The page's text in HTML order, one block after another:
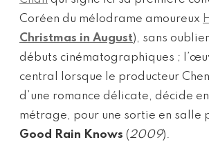
Coréen du mélodrame amoureux
Christmas in August), sans
débuts cinématographiques ;
central lorsque le producteur
d’une romance délicate, décide
métrage, pour une sortie en
Good Rain Knows (2009).